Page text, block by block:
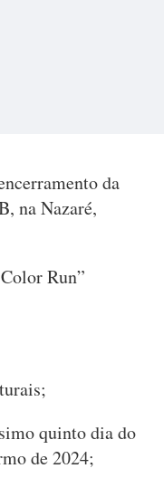
da
na Nazaré,
Run”
quinto dia do
de 2024;